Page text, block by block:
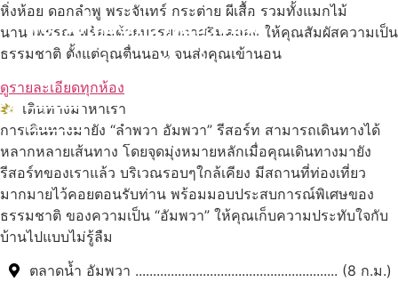
นับหิ่งห้อย ร้อยลำพู ดูพระจันทร์
หิ่งห้อย ดอกลำพู พระจันทร์ กระต่าย ผีเสื้อ รวมทั้งแมกไม้
นานาพรรณ พร้อมด้วยบรรยากาศริมคลอง ให้คุณสัมผัสความเป็น
ธรรมชาติ ตั้งแต่คุณตื่นนอน จนส่งคุณเข้านอน
ดูรายละเอียดทุกห้อง
เดินทางมาหาเรา
การเดินทางมายัง “ลำพวา อัมพวา” รีสอร์ท สามารถเดินทางได้
หลากหลายเส้นทาง โดยจุดมุ่งหมายหลักเมื่อคุณเดินทางมายัง
รีสอร์ทของเราแล้ว บริเวณรอบๆใกล้เคียง มีสถานที่ท่องเที่ยว
มากมายไว้คอยตอนรับท่าน พร้อมมอบประสบการณ์พิเศษของ
ธรรมชาติ ของความเป็น “อัมพวา” ให้คุณเก็บความประทับใจกับ
บ้านไปแบบไม่รู้ลืม
ตลาดน้ำ อัมพวา ......................................................... (8 ก.ม.)
สถานที่ท่องเที่ยวรอบรีสอร์ท
ดูทั้งหมด